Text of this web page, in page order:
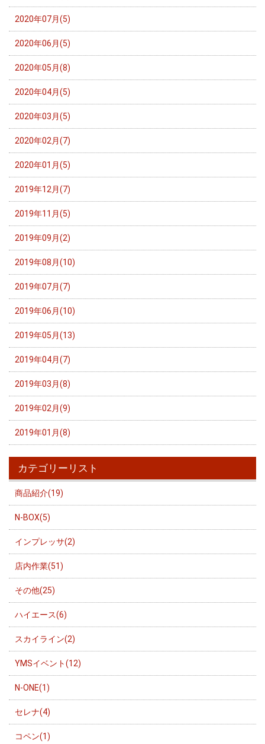
2020年07月(5)
2020年06月(5)
2020年05月(8)
2020年04月(5)
2020年03月(5)
2020年02月(7)
2020年01月(5)
2019年12月(7)
2019年11月(5)
2019年09月(2)
2019年08月(10)
2019年07月(7)
2019年06月(10)
2019年05月(13)
2019年04月(7)
2019年03月(8)
2019年02月(9)
2019年01月(8)
カテゴリーリスト
商品紹介(19)
N-BOX(5)
インプレッサ(2)
店内作業(51)
その他(25)
ハイエース(6)
スカイライン(2)
YMSイベント(12)
N-ONE(1)
セレナ(4)
コペン(1)